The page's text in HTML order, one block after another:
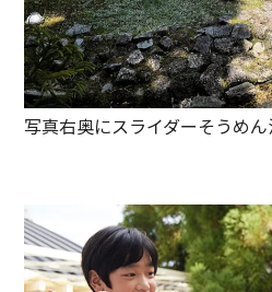
写真右奥にスライダーそうめ